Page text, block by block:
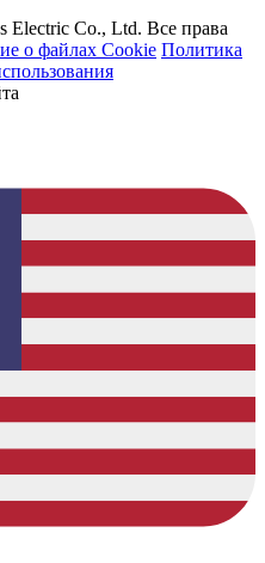
Electric Co., Ltd. Все права
о файлах Cookie Политика